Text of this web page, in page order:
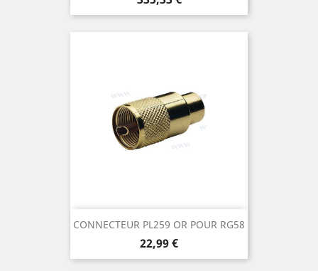
CONNECTEUR PL259 OR POUR RG58
Prix
22,99 €